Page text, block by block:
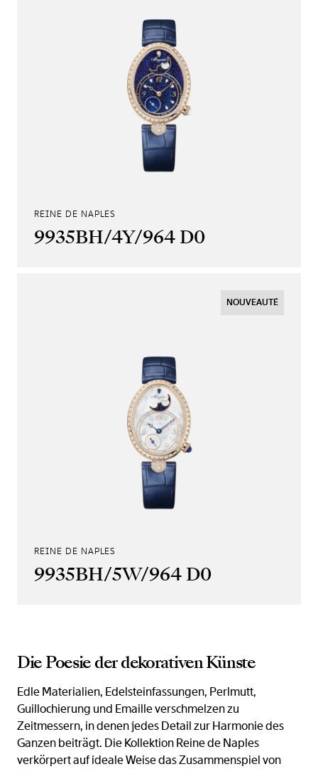
REINE DE NAPLES
9935BH/4Y/964 D0
REINE DE NAPLES
9935BH/5W/964 D0
NOUVEAUTÉ
Die Poesie der dekorativen Künste
Edle Materialien, Edelsteinfassungen, Perlmutt,
Guillochierung und Emaille verschmelzen zu
Zeitmessern, in denen jedes Detail zur Harmonie des
Ganzen beiträgt. Die Kollektion Reine de Naples
verkörpert auf ideale Weise das Zusammenspiel von